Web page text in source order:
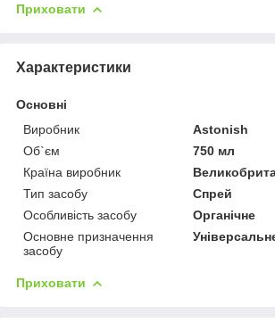
Приховати
Характеристики
Основні
Виробник
Astonish
Об`єм
750 мл
Країна виробник
Тип засобу
Спрей
Особливість засобу
Органічне
Основне призначення
засобу
Приховати